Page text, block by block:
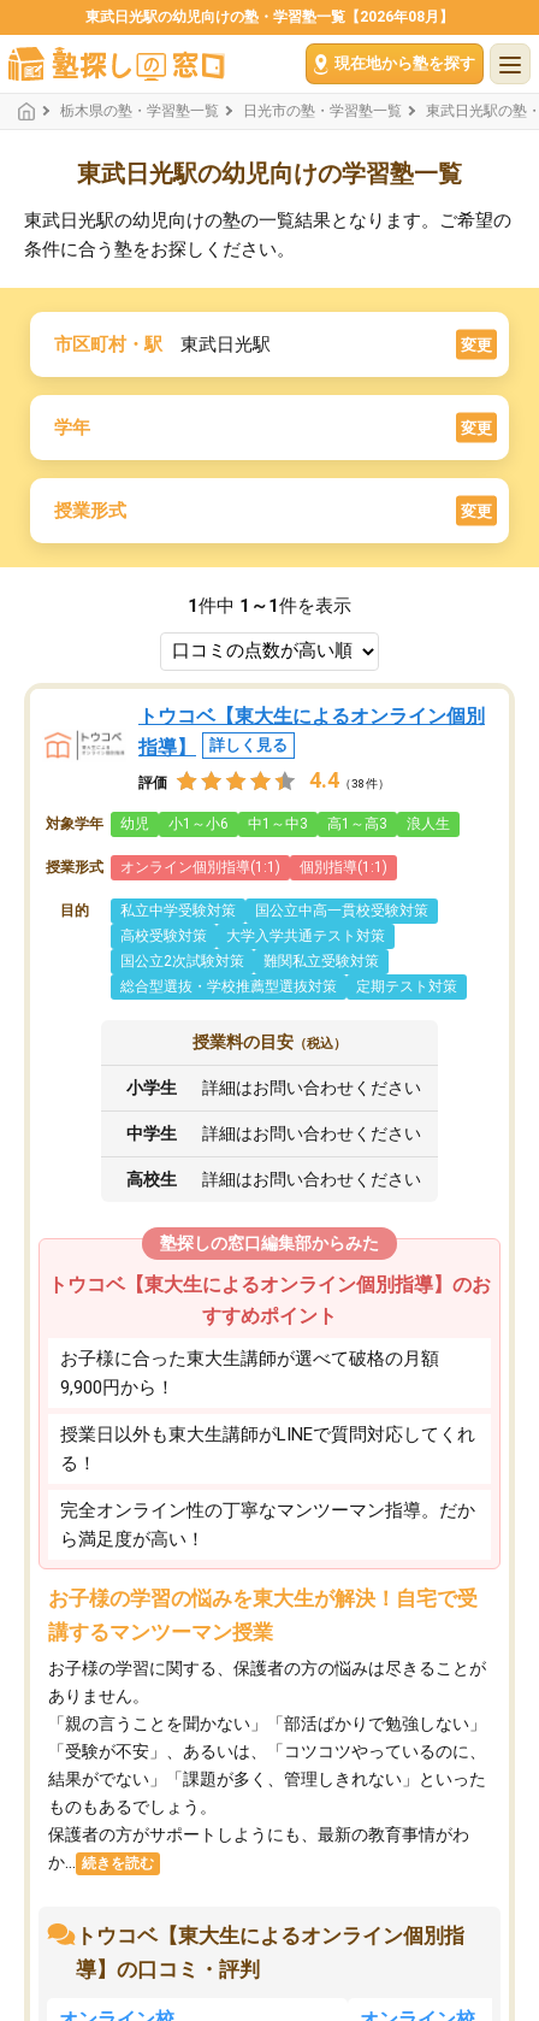
東武日光駅の幼児向けの塾・学習塾一覧【2026年08月】
現在地から塾を探す
栃木県の塾・学習塾一覧 日光市の塾・学習塾一覧 東武日光駅の塾
東武日光駅の幼児向けの学習塾一覧
東武日光駅の幼児向けの塾の一覧結果となります。ご希望の
条件に合う塾をお探しください。
市区町村・駅 東武日光駅 変更
学年 変更
授業形式 変更
1件中 1～1件を表示
トウコベ【東大生によるオンライン個別
指導】
詳しく見る
評価 4.4 （38件）
対象学年 幼児 小1～小6 中1～中3 高1～高3 浪人生
授業形式 オンライン個別指導(1:1) 個別指導(1:1)
目的 私立中学受験対策
国公立中高一貫校受験対策
高校受験対策
大学入学共通テスト対策
国公立2次試験対策
難関私立受験対策
総合型選抜・学校推薦型選抜対策
定期テスト対策
授業料の目安 （税込）
小学生 詳細はお問い合わせください
中学生 詳細はお問い合わせください
高校生 詳細はお問い合わせください
塾探しの窓口編集部からみた
トウコベ【東大生によるオンライン個別指導】のお
すすめポイント
お子様に合った東大生講師が選べて破格の月額
9,900円から！
授業日以外も東大生講師がLINEで質問対応してくれ
る！
完全オンライン性の丁寧なマンツーマン指導。だか
ら満足度が高い！
お子様の学習の悩みを東大生が解決！自宅で受
講するマンツーマン授業
お子様の学習に関する、保護者の方の悩みは尽きることが
ありません。
「親の言うことを聞かない」「部活ばかりで勉強しない」
「受験が不安」、あるいは、「コツコツやっているのに、
結果がでない」「課題が多く、管理しきれない」といった
ものもあるでしょう。
保護者の方がサポートしようにも、最新の教育事情がわ
か...
続きを読む
トウコベ【東大生によるオンライン個別指
導】の口コミ・評判